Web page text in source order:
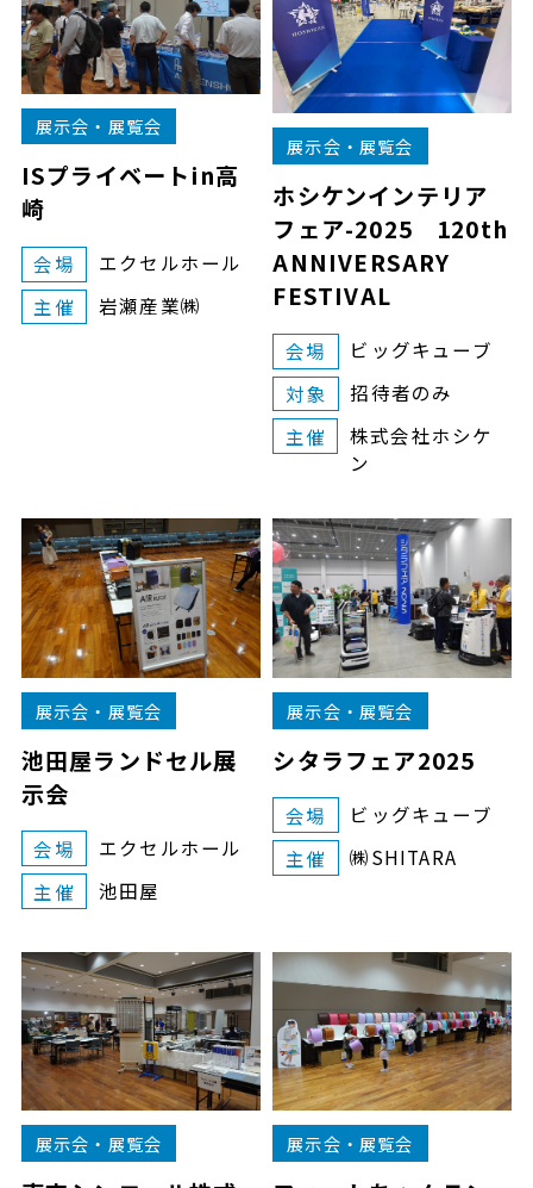
展示会・展覧会
ISプライベートin高
崎
会場
エクセルホール
主催
岩瀬産業㈱
展示会・展覧会
ホシケンインテリア
フェア-2025 120th
ANNIVERSARY
FESTIVAL
会場
ビッグキューブ
対象
招待者のみ
主催
株式会社ホシケ
ン
展示会・展覧会
池田屋ランドセル展
示会
会場
エクセルホール
主催
池田屋
展示会・展覧会
シタラフェア2025
会場
ビッグキューブ
主催
㈱SHITARA
展示会・展覧会 展示会・展覧会